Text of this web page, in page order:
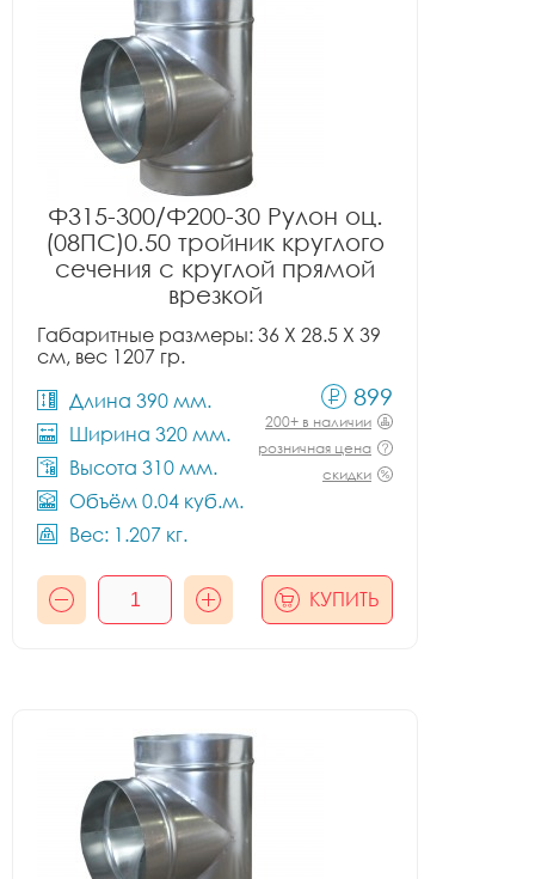
Ф315-300/Ф200-30 Рулон оц.
(08ПС)0.50 тройник круглого
сечения с круглой прямой
врезкой
Габаритные размеры: 36 X 28.5 X 39
см, вес 1207 гр.
Длина 390 мм.
Ширина 320 мм.
Высота 310 мм.
Объём 0.04 куб.м.
Вес: 1.207 кг.
899
200+ в наличии
розничная цена
скидки
КУПИТЬ